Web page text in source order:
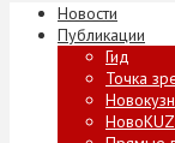
Новости
Публикации
Гид
Точка